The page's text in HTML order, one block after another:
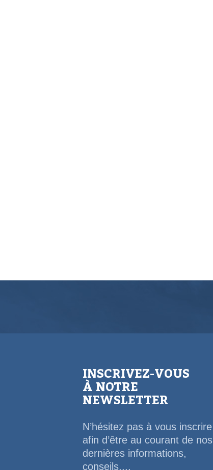
INSCRIVEZ-VOUS
À NOTRE
NEWSLETTER
N’hésitez pas à vous inscrire
afin d’être au courant de nos
dernières informations,
conseils,...